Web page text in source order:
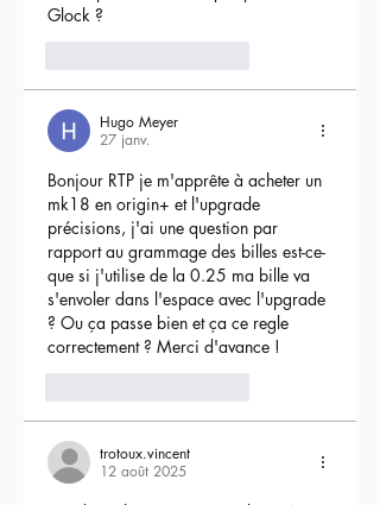
Glock ?
Hugo Meyer
27 janv.
Bonjour RTP je m'apprête à acheter un
mk18 en origin+ et l'upgrade
précisions, j'ai une question par
rapport au grammage des billes est-ce-
que si j'utilise de la 0.25 ma bille va
s'envoler dans l'espace avec l'upgrade
? Ou ça passe bien et ça ce regle
correctement ? Merci d'avance !
trotoux.vincent
12 août 2025